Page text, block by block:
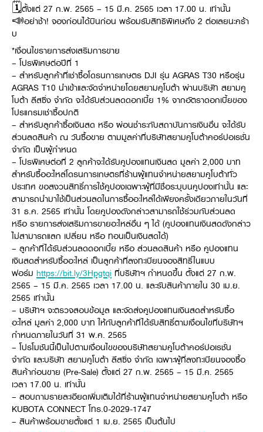
Large Scale Farm
Learning Centre
Online Journal
language
ไทย English
🗓ตั้งแต่ 27 ก.พ. 2565 – 15 มี.ค. 2565 เวลา 17.00 น. เท่านั้น
📣อย่าช้า! จองก่อนได้บินก่อน พร้อมรับสิทธิพิเศษถึง 2 ต่อเลยนะคร้า
บ
*เงื่อนไขรายการส่งเสริมการขาย
– โปรพิเศษต่อปีที่ 1
– สำหรับลูกค้าที่เช่าซื้อโดรนการเกษตร DJI รุ่น AGRAS T30 หรือรุ่น
AGRAS T10 นำเข้าและจัดจำหน่ายโดยสยามคูโบต้า ผ่านบริษัท สยามคู
โบต้า ลีสซิ่ง จำกัด จะได้รับส่วนลดดอกเบี้ย 1% จากอัตราดอกเบี้ยของ
โปรแกรมเช่าซื้อปกติ
– สำหรับลูกค้าซื้อเงินสด หรือ ผ่อนชำระกับสถาบันการเงินอื่น จะได้รับ
ส่วนลดสินค้า ณ วันซื้อขาย ตามมูลค่าที่บริษัทสยามคูโบต้าคอร์ปอเรชั่น
จำกัด เป็นผู้กำหนด
– โปรพิเศษต่อที่ 2 ลูกค้าจะได้รับคูปองแทนเงินสด มูลค่า 2,000 บาท
สำหรับซื้ออะไหล่โดรนการเกษตรที่ร้านผู้แทนจำหน่ายสยามคูโบต้าทั่ว
ประเทศ ขอสงวนสิทธิ์การใช้คูปองเฉพาะผู้ที่มีชื่อระบุบนคูปองเท่านั้น และ
สามารถนำมาใช้เป็นส่วนลดในการซื้ออะไหล่ได้เพียงครั้งเดียวภายในวันที่
31 ธ.ค. 2565 เท่านั้น โดยคูปองดังกล่าวสามารถใช้ร่วมกับส่วนลด
หรือ รายการส่งเสริมการขายอะไหล่อื่น ๆ ได้ (คูปองแทนเงินสดดังกล่าว
ไม่สามารถแลก เปลี่ยน หรือ ทอนเป็นเงินสดได้)
– ลูกค้าที่ได้รับส่วนลดดอกเบี้ย หรือ ส่วนลดสินค้า หรือ คูปองแทน
เงินสดสำหรับซื้ออะไหล่ เป็นลูกค้าที่ลงทะเบียนจองสิทธิ์ในแบบ
ฟอร์ม https://bit.ly/3Hpgtqi ที่บริษัทฯ กำหนดขึ้น ตั้งแต่ 27 ก.พ.
2565 – 15 มี.ค. 2565 เวลา 17.00 น. และรับสินค้าภายใน 30 เม.ย.
2565 เท่านั้น
– บริษัทฯ จะตรวจสอบข้อมูล และจัดส่งคูปองแทนเงินสดสำหรับซื้อ
อะไหล่ มูลค่า 2,000 บาท ให้กับลูกค้าที่ได้รับสิทธิ์ตามเงื่อนไขที่บริษัทฯ
กำหนดภายในวันที่ 31 พ.ค. 2565
– โปรโมชันนี้เป็นไปตามเงื่อนไขของบริษัทสยามคูโบต้าคอร์ปอเรชั่น
จำกัด และบริษัท สยามคูโบต้า ลีสซิ่ง จำกัด เฉพาะผู้ที่ลงทะเบียนจองซื้อ
สินค้าก่อนขาย (Pre-Sale) ตั้งแต่ 27 ก.พ. 2565 – 15 มี.ค. 2565
เวลา 17.00 น. เท่านั้น
– สอบถามรายละเอียดเพิ่มเติมได้ที่ร้านผู้แทนจำหน่ายสยามคูโบต้า หรือ
KUBOTA CONNECT โทร.0-2029-1747
– สินค้าพร้อมขายตั้งแต่ 1 เม.ย. 2565 เป็นต้นไป